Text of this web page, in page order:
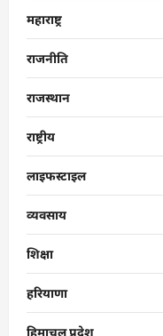
महाराष्ट्र
राजनीति
राजस्थान
राष्ट्रीय
लाइफस्टाइल
व्यवसाय
शिक्षा
हरियाणा
हिमाचल प्रदेश